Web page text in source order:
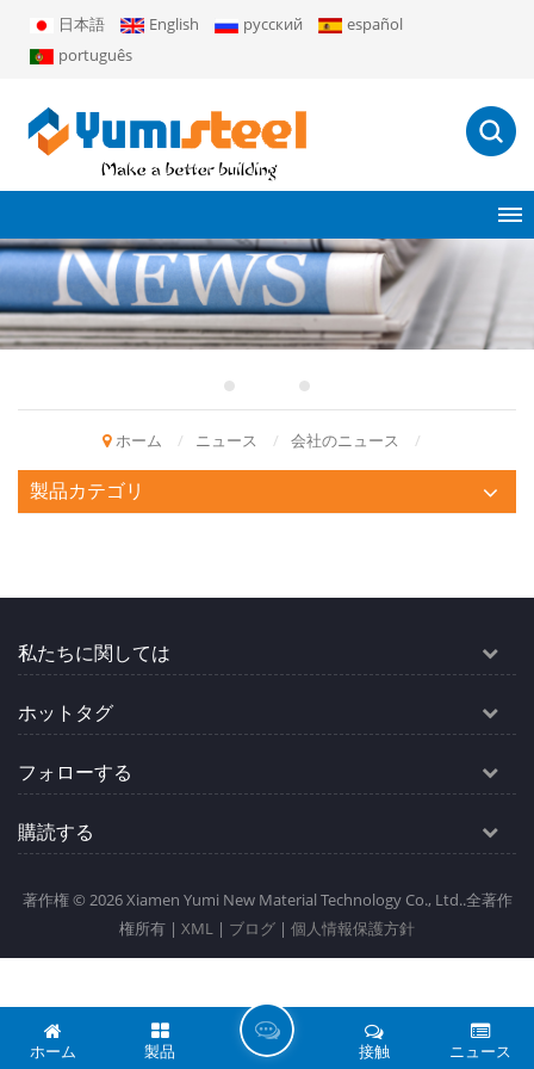
日本語 English русский
español
português
ホーム / ニュース / 会社のニュース /
製品カテゴリ
私たちに関しては
ホットタグ
フォローする
購読する
著作権 © 2026 Xiamen Yumi New Material Technology Co., Ltd..全著作
権所有 | XML | ブログ | 個人情報保護方針
ホーム 製品 ニュース
接触